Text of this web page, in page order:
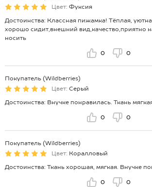
Цвет: Фуксия
Достоинства: Классная пижамка! Тёплая,
хорошо сидит,внешний вид,качество,приятно
носить
0 0
Покупатель (Wildberries)
Цвет: Серый
Достоинства: Внучке понравилась. Ткань
0 0
Покупатель (Wildberries)
Цвет: Коралловый
Достоинства: Ткань хорошая, мягкая. Внучке
0 0